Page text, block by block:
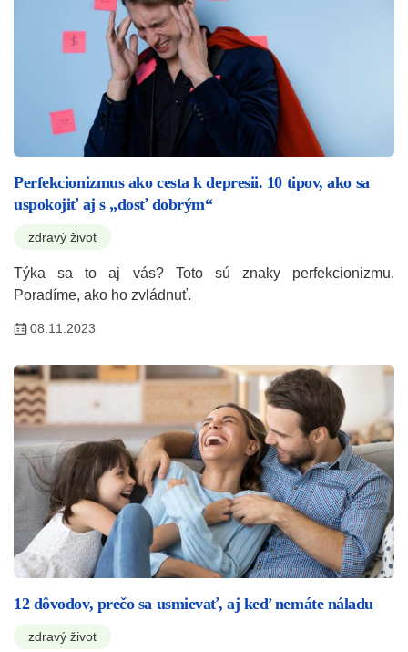
Perfekcionizmus ako cesta k depresii. 10 tipov, ako sa
uspokojiť aj s „dosť dobrým“
zdravý život
Týka sa to aj vás? Toto sú znaky perfekcionizmu.
Poradíme, ako ho zvládnuť.
08.11.2023
12 dôvodov, prečo sa usmievať, aj keď nemáte náladu
zdravý život